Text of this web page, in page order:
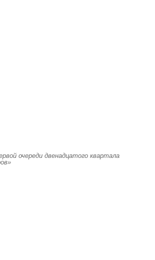
очереди двенадцатого квартала